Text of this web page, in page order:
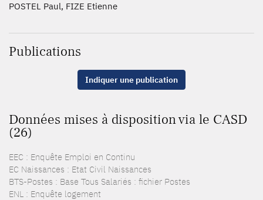
POSTEL Paul, FIZE Etienne
Publications
Indiquer une publication
Données mises à disposition via le CASD
(26)
EEC : Enquête Emploi en Continu
EC Naissances : Etat Civil Naissances
BTS-Postes : Base Tous Salariés : fichier Postes
ENL : Enquête logement